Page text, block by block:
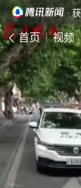
·
首页 视频